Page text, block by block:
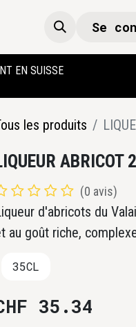
Se
EN SUISSE
les produits
ABRICOT
(0 avis)
d'abricots du
au goût riche,
35CL
35.34